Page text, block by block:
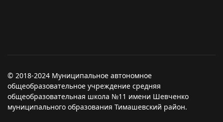
© 2018-2024 Муниципальное автономное
общеобразовательное учреждение средняя
общеобразовательная школа №11 имени Шевченко
муниципального образования Тимашевский район.